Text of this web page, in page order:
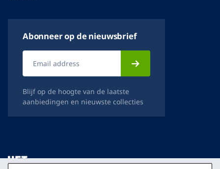
Abonneer op de nieuwsbrief
Blijf op de hoogte van de laatste
aanbiedingen en nieuwste collecties